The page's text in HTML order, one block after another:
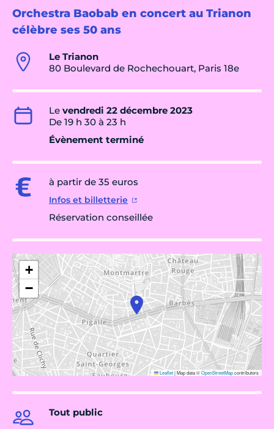
Orchestra Baobab en concert au Trianon
célèbre ses 50 ans
Le Trianon
80 Boulevard de Rochechouart, Paris 18e
Le vendredi 22 décembre 2023
De 19 h 30 à 23 h
Évènement terminé
à partir de 35 euros
Infos et billetterie
Réservation conseillée
+
−
Leaflet|Map data ©OpenStreetMapcontributors
Tout public